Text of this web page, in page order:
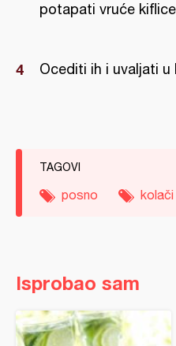
potapati vruće
Ocediti ih i uvaljati u
TAGOVI
posno kolači
Isprobao sam